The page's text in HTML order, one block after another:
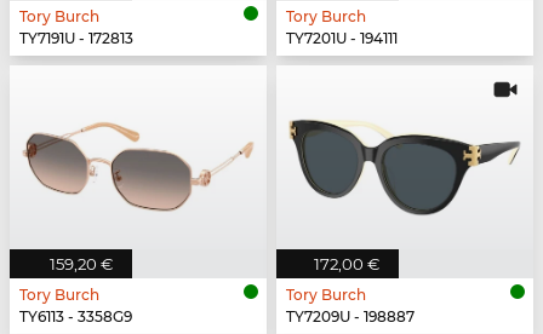
Tory Burch
TY7191U - 172813
Tory Burch
TY7201U - 194111
159,20 €
Tory Burch
TY6113 - 3358G9
172,00 €
Tory Burch
TY7209U - 198887